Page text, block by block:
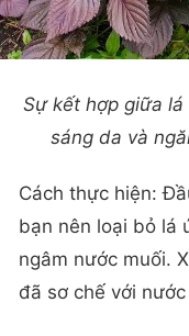
Sự kết hợp giữa
sáng da và
Cách thực hiện:
bạn nên loại bỏ lá
ngâm nước muối.
đã sơ chế với